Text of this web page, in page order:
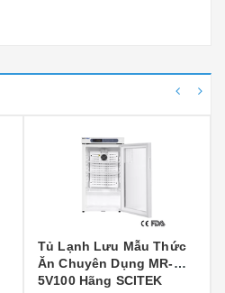
Tủ Lạnh Lưu Mẫu Thức
Ăn Chuyên Dụng MR-
5V100 Hãng SCITEK